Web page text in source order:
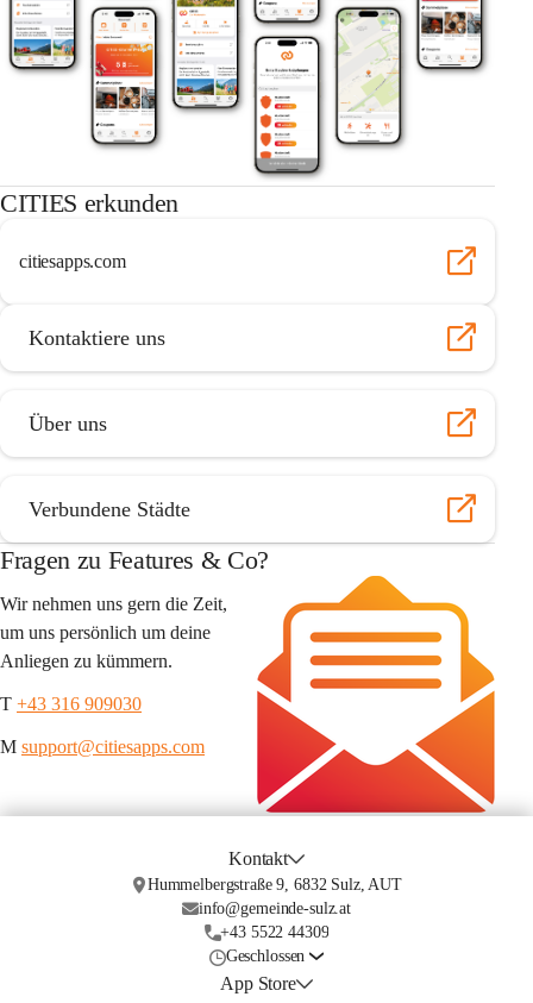
CITIES erkunden
citiesapps.com
Kontaktiere uns
Über uns
Verbundene Städte
Fragen zu Features & Co?
Wir nehmen uns gern die Zeit,
um uns persönlich um deine
Anliegen zu kümmern.
T +43 316 909030
M support@citiesapps.com
Kontakt
Hummelbergstraße 9, 6832 Sulz, AUT
info@gemeinde-sulz.at
+43 5522 44309
Geschlossen
App Store